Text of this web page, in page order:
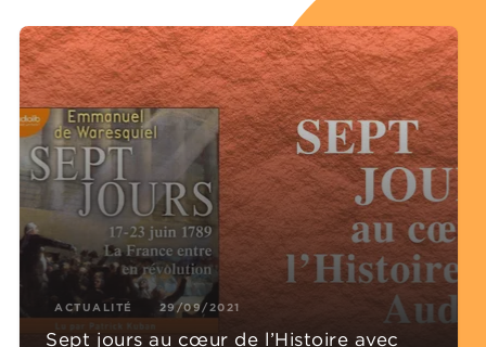
ACTUALITÉ 29/09/2021
Sept jours au cœur de l’Histoire avec